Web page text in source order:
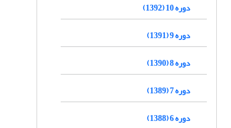
دوره 10 (1392)
دوره 9 (1391)
دوره 8 (1390)
دوره 7 (1389)
دوره 6 (1388)